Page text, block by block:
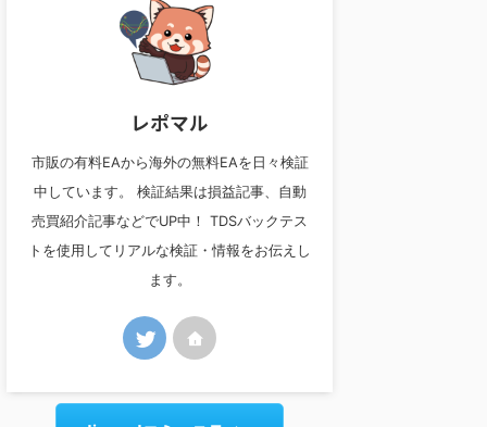
レポマル
市販の有料EAから海外の無料EAを日々検証
中しています。 検証結果は損益記事、自動
売買紹介記事などでUP中！ TDSバックテス
トを使用してリアルな検証・情報をお伝えし
ます。